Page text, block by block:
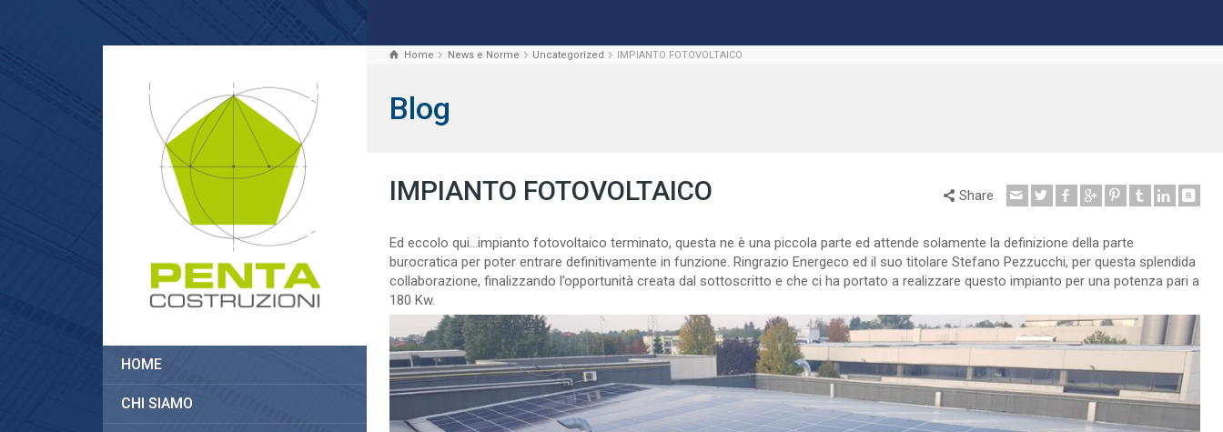
HOME
CHI SIAMO
Home News e Norme Uncategorized IMPIANTO FOTOVOLTAICO
Blog
IMPIANTO FOTOVOLTAICO Share
Ed eccolo qui…impianto fotovoltaico terminato, questa ne è una piccola parte ed attende solamente la definizione della parte
burocratica per poter entrare definitivamente in funzione. Ringrazio Energeco ed il suo titolare Stefano Pezzucchi, per questa splendida
collaborazione, finalizzando l’opportunità creata dal sottoscritto e che ci ha portato a realizzare questo impianto per una potenza pari a
180 Kw.